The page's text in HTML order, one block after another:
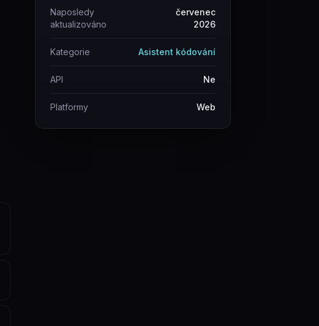
Naposledy
aktualizováno
červenec
2026
Kategorie Asistent kódování
API Ne
Platformy Web